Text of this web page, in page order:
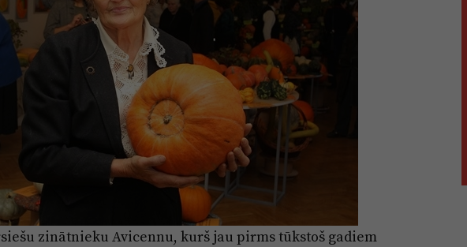
zinātnieku Avicennu, kurš jau pirms tūkstoš gadiem